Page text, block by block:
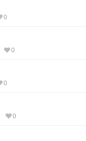
0
0
0
0